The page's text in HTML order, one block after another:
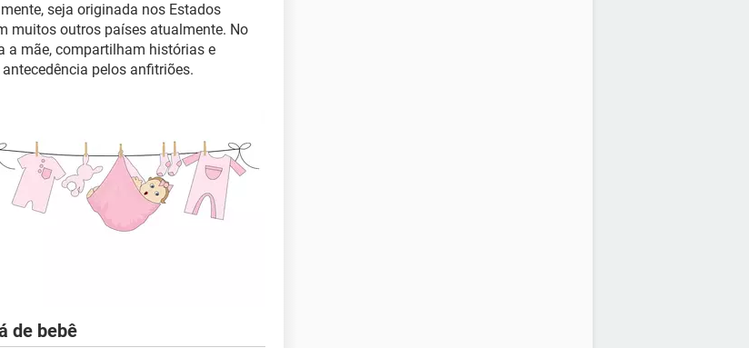
seja originada nos Estados
muitos outros países atualmente. No
a mãe, compartilham histórias e
pelos anfitriões.
de bebê